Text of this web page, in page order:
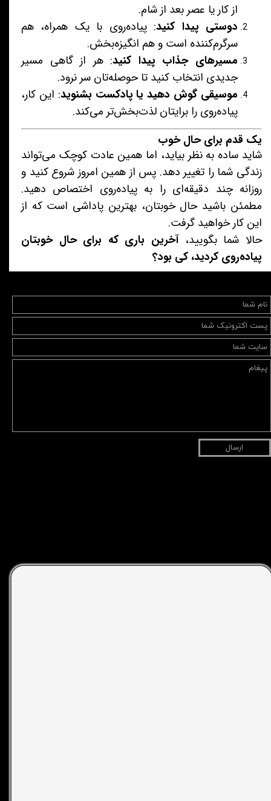
از کار یا عصر بعد از شام.
دوستی پیدا کنید: پیاده‌روی با یک همراه، هم
سرگرم‌کننده است و هم انگیزه‌بخش.
مسیرهای جذاب پیدا کنید: هر از گاهی مسیر
جدیدی انتخاب کنید تا حوصله‌تان سر نرود.
موسیقی گوش دهید یا پادکست بشنوید: این کار،
پیاده‌روی را برایتان لذت‌بخش‌تر می‌کند.
یک قدم برای حال خوب
شاید ساده به نظر بیاید، اما همین عادت کوچک می‌تواند
زندگی شما را تغییر دهد. پس از همین امروز شروع کنید و
روزانه چند دقیقه‌ای را به پیاده‌روی اختصاص دهید.
مطمئن باشید حال خوبتان، بهترین پاداشی است که از
این کار خواهید گرفت.
حالا شما بگویید،آخرین باری که برای حال خوبتان
پیاده‌روی کردید، کی بود؟
ارسال